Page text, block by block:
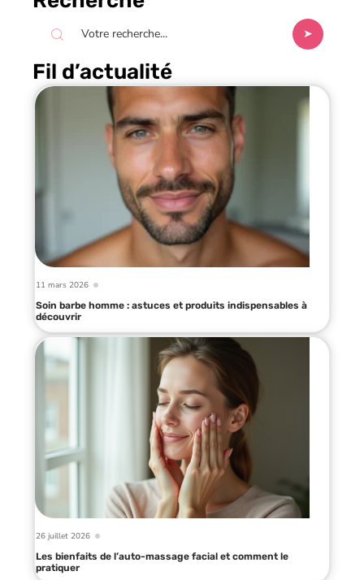
Fil d’actualité
11 mars 2026
Soin barbe homme : astuces et produits indispensables à
découvrir
26 juillet 2026
Les bienfaits de l’auto-massage facial et comment le
pratiquer